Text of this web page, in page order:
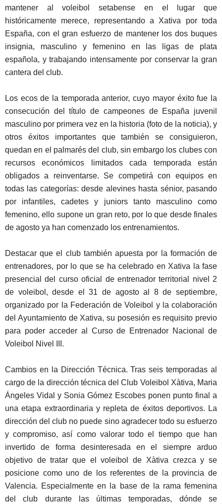
mantener al voleibol setabense en el lugar que
históricamente merece, representando a Xativa por toda
España, con el gran esfuerzo de mantener los dos buques
insignia, masculino y femenino en las ligas de plata
española, y trabajando intensamente por conservar la gran
cantera del club.
Los ecos de la temporada anterior, cuyo mayor éxito fue la
consecución del título de campeones de España juvenil
masculino por primera vez en la historia (foto de la noticia), y
otros éxitos importantes que también se consiguieron,
quedan en el palmarés del club, sin embargo los clubes con
recursos económicos limitados cada temporada están
obligados a reinventarse. Se competirá con equipos en
todas las categorías: desde alevines hasta sénior, pasando
por infantiles, cadetes y juniors tanto masculino como
femenino, ello supone un gran reto, por lo que desde finales
de agosto ya han comenzado los entrenamientos.
Destacar que el club también apuesta por la formación de
entrenadores, por lo que se ha celebrado en Xativa la fase
presencial del curso oficial de entrenador territorial nivel 2
de voleibol, desde el 31 de agosto al 8 de septiembre,
organizado por la Federación de Voleibol y la colaboración
del Ayuntamiento de Xativa, su posesión es requisito previo
para poder acceder al Curso de Entrenador Nacional de
Voleibol Nivel III.
Cambios en la Dirección Técnica. Tras seis temporadas al
cargo de la dirección técnica del Club Voleibol Xàtiva, Maria
Ángeles Vidal y Sonia Gómez Escobes ponen punto final a
una etapa extraordinaria y repleta de éxitos deportivos. La
dirección del club no puede sino agradecer todo su esfuerzo
y compromiso, así como valorar todo el tiempo que han
invertido de forma desinteresada en el siempre arduo
objetivo de tratar que el voleibol de Xàtiva crezca y se
posicione como uno de los referentes de la provincia de
Valencia. Especialmente en la base de la rama femenina
del club durante las últimas temporadas, dónde se